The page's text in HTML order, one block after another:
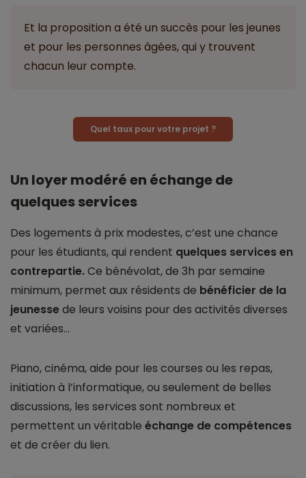
Et la proposition a été un succès pour les jeunes
et pour les personnes âgées, qui y trouvent
chacun leur compte.
Quel taux pour votre projet ?
Un loyer modéré en échange de
quelques services
Des logements à prix modestes, c’est une chance
pour les étudiants, qui rendent quelques services en
contrepartie.Ce bénévolat, de 3h par semaine
minimum, permet aux résidents de bénéficier de la
jeunessede leurs voisins pour des activités diverses
et variées…
Piano, cinéma, aide pour les courses ou les repas,
initiation à l’informatique, ou seulement de belles
discussions, les services sont nombreux et
permettent un véritable échange de compétences
et de créer du lien.